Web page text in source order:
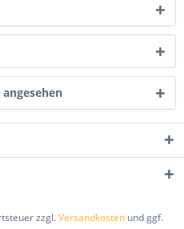
zzgl.Versandkosten und ggf.